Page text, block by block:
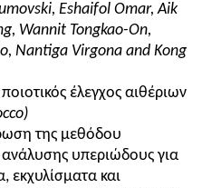
Eshaifol Omar, Aik
Wannit Tongkao-On,
Nantiga Virgona and Kong
έλεγχος αιθέριων
της μεθόδου
υπεριώδους για
εκχυλίσματα και